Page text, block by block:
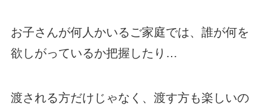
お子さんが何人かいるご家庭では、誰が何を
欲しがっているか把握したり…
渡される方だけじゃなく、渡す方も楽しいの